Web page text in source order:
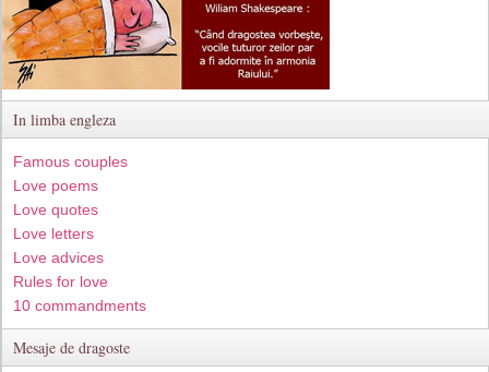
In limba engleza
Famous couples
Love poems
Love quotes
Love letters
Love advices
Rules for love
10 commandments
Mesaje de dragoste